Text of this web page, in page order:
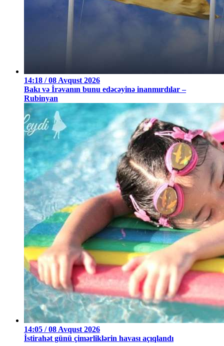
14:18 / 08 Avqust 2026
Bakı və İrəvanın bunu edəcəyinə inanmırdılar –
Rubinyan
14:05 / 08 Avqust 2026
İstirahət günü çimərliklərin havası açıqlandı